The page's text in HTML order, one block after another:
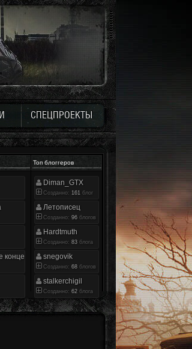
СПЕЦПРОЕКТЫ
Топ блоггеров
концепт-арты
Diman_GTX
Созданно: 161 блог
Летописец
Созданно: 96 блогов
Hardtmuth
Созданно: 83 блога
snegovik
Созданно: 68 блогов
stalkerchigil
Созданно: 62 блога